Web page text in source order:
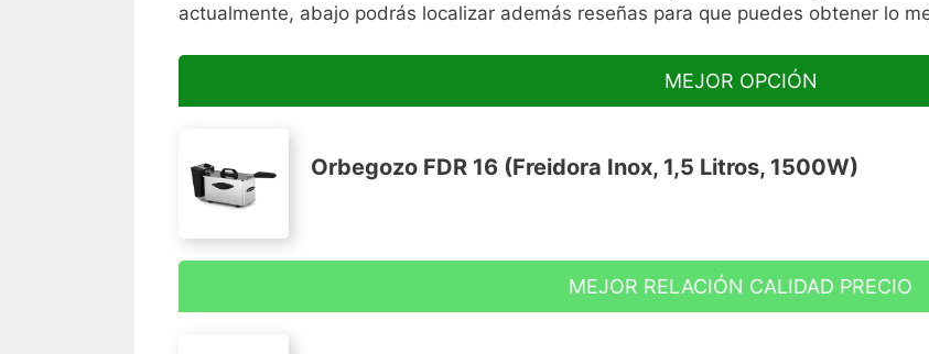
actualmente, abajo podrás localizar además reseñas para que puedes obtener lo
MEJOR OPCIÓN
Orbegozo FDR 16 (Freidora Inox, 1,5 Litros, 1500W)
Capacidad 1,5 litros
MEJOR RELACIÓN CALIDAD PRECIO